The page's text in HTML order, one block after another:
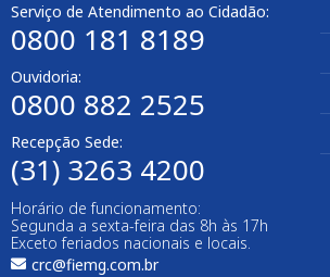
Serviço de Atendimento ao Cidadão:
0800 181 8189
Ouvidoria:
0800 882 2525​
Recepção Sede:
(31) 3263 4200
Horário de funcionamento:
Segunda a sexta-feira das 8h às 17h
Exceto feriados nacionais e locais.
crc@fiemg.com.br